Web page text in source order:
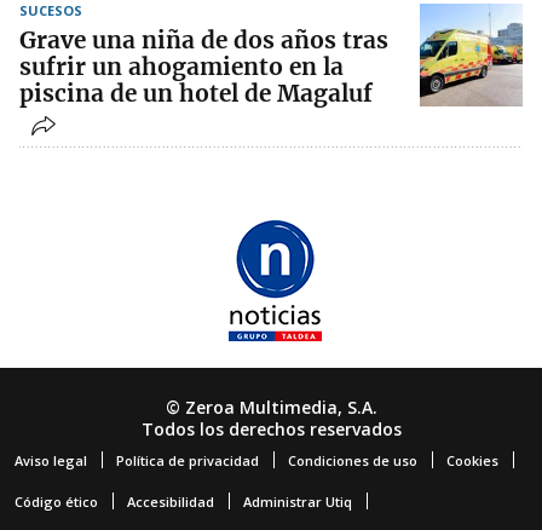
SUCESOS
Grave una niña de dos años tras
sufrir un ahogamiento en la
piscina de un hotel de Magaluf
© Zeroa Multimedia, S.A.
Todos los derechos reservados
Aviso legal Política de privacidad Condiciones de uso Cookies
Código ético Accesibilidad Administrar Utiq